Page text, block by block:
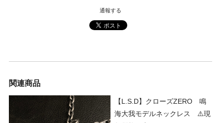
通報する
関連商品
【L.S.D】クローズZERO 鳴
海大我モデルネックレス ⚠️現